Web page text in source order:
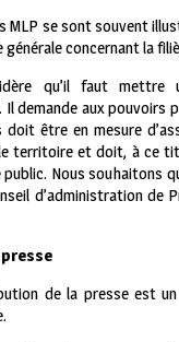
MLP se sont souvent
concernant la
qu’il faut
demande aux pouvoirs
doit être en mesure
territoire et doit, à ce
Nous souhaitons
d’administration de
de la presse est